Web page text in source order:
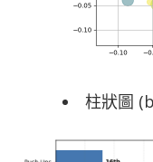
柱狀圖